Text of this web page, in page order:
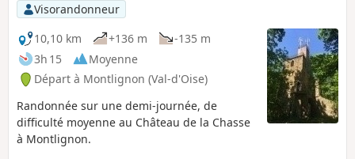
Visorandonneur
10,10 km
+136 m
-135 m
3h 15
Moyenne
Départ à Montlignon (Val-d'Oise)
Randonnée sur une demi-journée, de
difficulté moyenne au Château de la Chasse
à Montlignon.